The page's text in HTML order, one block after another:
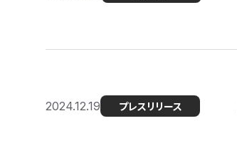
2024.12.19 プレスリリース